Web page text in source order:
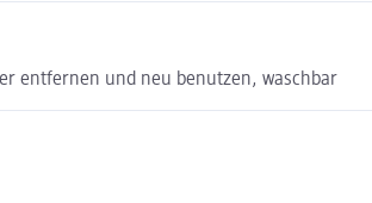
entfernen und neu benutzen, waschbar